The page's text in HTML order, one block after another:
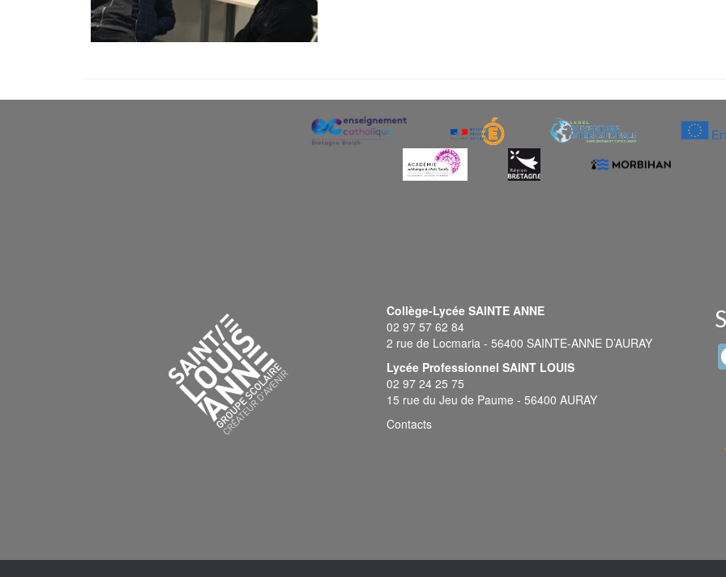
Collège-Lycée SAINTE ANNE
02 97 57 62 84
2 rue de Locmaria - 56400 SAINTE-ANNE D’AURAY
Lycée Professionnel SAINT LOUIS
02 97 24 25 75
15 rue du Jeu de Paume - 56400 AURAY
Contacts